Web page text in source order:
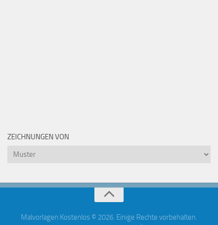
ZEICHNUNGEN VON
Zeichnungen
Malvorlagen Kostenlos © 2026. Einige Rechte vorbehalten.